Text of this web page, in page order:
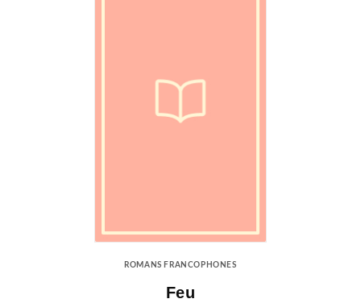
ROMANS FRANCOPHONES
Feu